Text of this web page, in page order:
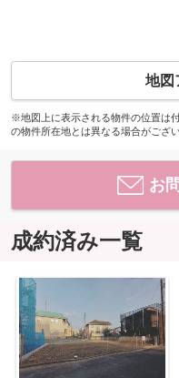
地図
※地図上に表示される物件の位置は
の物件所在地とは異なる場合がござい
お
成約済み一覧